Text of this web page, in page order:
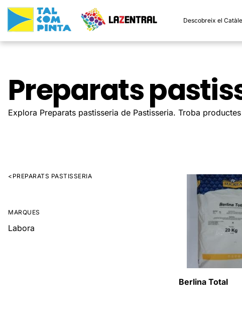
Descobreix el
Preparats
Explora Preparats pastisseria de Pastisseria. Troba
< PREPARATS PASTISSERIA
MARQUES
Labora
Berlina Total